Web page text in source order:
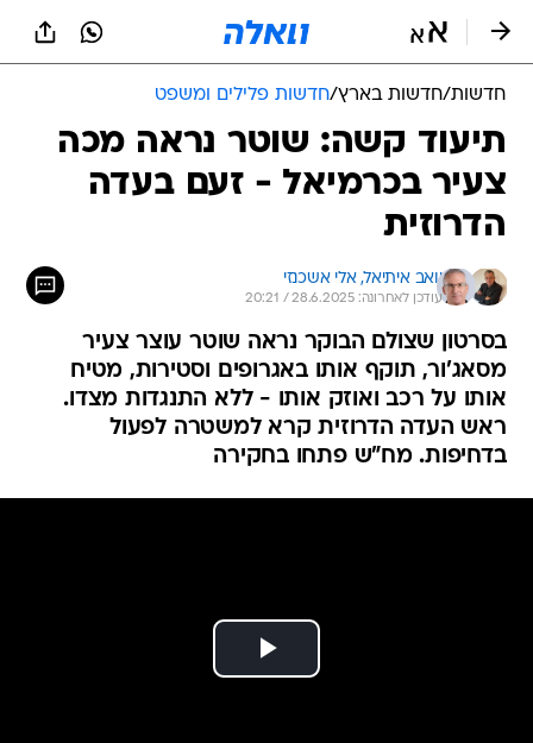
חדשות/חדשות בארץ/חדשות פלילים ומשפט
תיעוד קשה: שוטר נראה מכה
צעיר בכרמיאל - זעם בעדה
הדרוזית
יואב איתיאל, אלי אשכנזי
עודכן לאחרונה: 28.6.2025 / 20:21
בסרטון שצולם הבוקר נראה שוטר עוצר צעיר
מסאג'ור, תוקף אותו באגרופים וסטירות, מטיח
אותו על רכב ואוזק אותו - ללא התנגדות מצדו.
ראש העדה הדרוזית קרא למשטרה לפעול
בדחיפות. מח"ש פתחו בחקירה